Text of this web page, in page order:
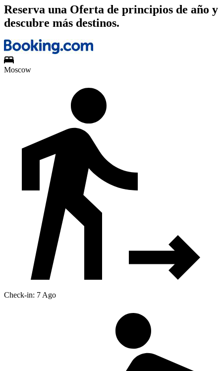
Reserva una Oferta de principios de año y
descubre más destinos.
Moscow
Check-in: 7 Ago